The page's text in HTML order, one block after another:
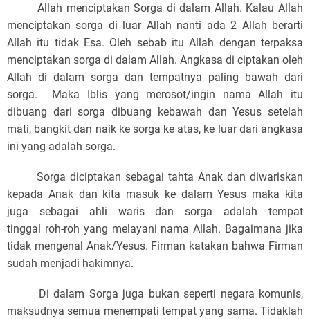
Allah menciptakan Sorga di dalam Allah. Kalau Allah
menciptakan sorga di luar Allah nanti ada 2 Allah berarti
Allah itu tidak Esa. Oleh sebab itu Allah dengan terpaksa
menciptakan sorga di dalam Allah. Angkasa di ciptakan oleh
Allah di dalam sorga dan tempatnya paling bawah dari
sorga. Maka Iblis yang merosot/ingin nama Allah itu
dibuang dari sorga dibuang kebawah dan Yesus setelah
mati, bangkit dan naik ke sorga ke atas, ke luar dari angkasa
ini yang adalah sorga.
Sorga diciptakan sebagai tahta Anak dan diwariskan
kepada Anak dan kita masuk ke dalam Yesus maka kita
juga sebagai ahli waris dan sorga adalah tempat
tinggal roh-roh yang melayani nama Allah. Bagaimana jika
tidak mengenal Anak/Yesus. Firman katakan bahwa Firman
sudah menjadi hakimnya.
Di dalam Sorga juga bukan seperti negara komunis,
maksudnya semua menempati tempat yang sama. Tidaklah